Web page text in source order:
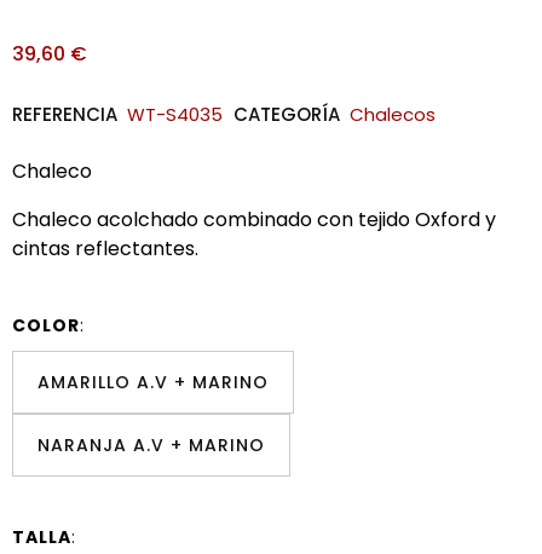
39,60 €
REFERENCIA WT-S4035 CATEGORÍA Chalecos
Chaleco
Chaleco acolchado combinado con tejido Oxford y
cintas reflectantes.
COLOR:
AMARILLO A.V + MARINO
NARANJA A.V + MARINO
TALLA: